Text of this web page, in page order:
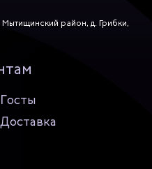
Мытищинский район, д. Грибки,
Госты
Доставка